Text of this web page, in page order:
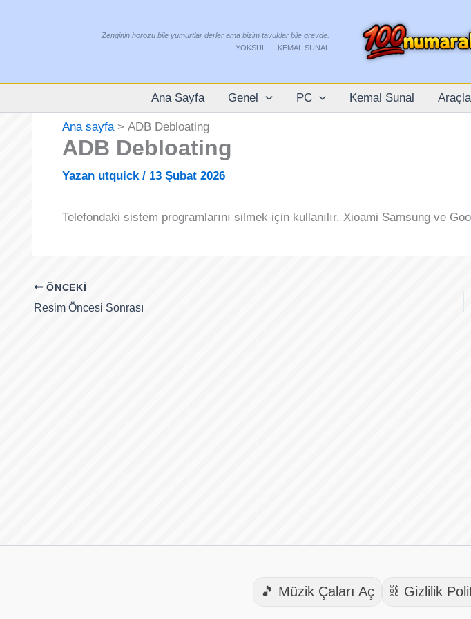
Zenginin horozu bile yumurtlar derler ama bizim tavuklar bile grevde.
YOKSUL — KEMAL SUNAL
Ana Sayfa Genel PC Kemal Sunal
Ana sayfa ADB Debloating
ADB Debloating
Yazan utquick / 13 Şubat 2026
Telefondaki sistem programlarını silmek için kullanılır. Xioami Samsung ve
ÖNCEKI
Resim Öncesi Sonrası
🎵 Müzik Çaları Aç ⛓️ Gizlilik